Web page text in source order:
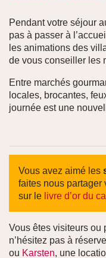
Pendant votre séjour
pas à passer à
les animations des
de vous conseiller les
Entre marchés
locales, brocantes,
journée est une
Vous avez aimé les
faites nous partager
sur le livre d’or du
Vous êtes visiteurs ou
n’hésitez pas à
ou Karsten, une